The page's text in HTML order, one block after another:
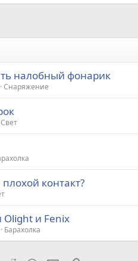
налобный фонарик
Снаряжение
Свет
контакт?
и Fenix
Барахолка